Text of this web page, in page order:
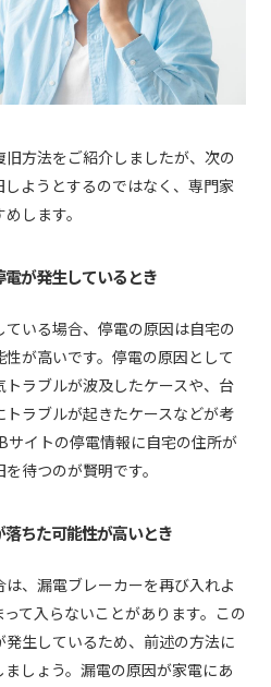
方法をご紹介しましたが、次の
ようとするのではなく、専門家
します。
が発生しているとき
いる場合、停電の原因は自宅の
が高いです。停電の原因として
ラブルが波及したケースや、台
ラブルが起きたケースなどが考
サイトの停電情報に自宅の住所が
待つのが賢明です。
ちた可能性が高いとき
、漏電ブレーカーを再び入れよ
て入らないことがあります。この
生しているため、前述の方法に
しょう。漏電の原因が家電にあ